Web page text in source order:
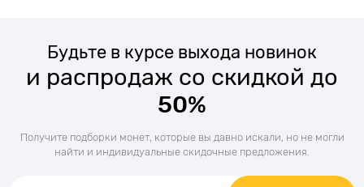
Будьте в курсе выхода новинок
и распродаж со скидкой до
50%
Получите подборки монет, которые вы давно искали, но не могли
найти и индивидуальные скидочные предложения.